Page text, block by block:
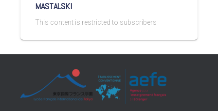
MASTALSKI
This content is restricted to subscribers